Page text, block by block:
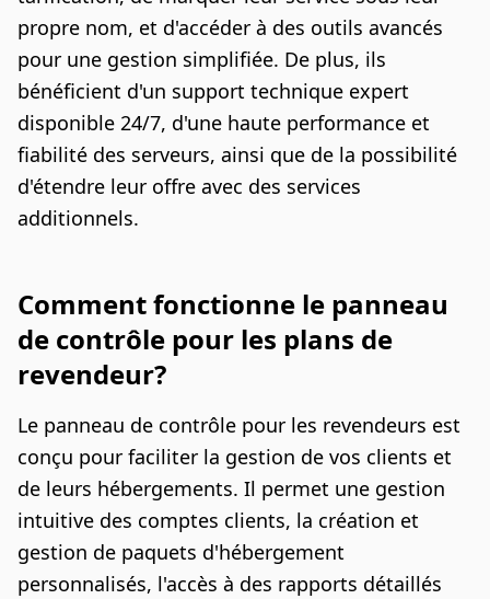
propre nom, et d'accéder à des outils avancés
pour une gestion simplifiée. De plus, ils
bénéficient d'un support technique expert
disponible 24/7, d'une haute performance et
fiabilité des serveurs, ainsi que de la possibilité
d'étendre leur offre avec des services
additionnels.
Comment fonctionne le panneau
de contrôle pour les plans de
revendeur?
Le panneau de contrôle pour les revendeurs est
conçu pour faciliter la gestion de vos clients et
de leurs hébergements. Il permet une gestion
intuitive des comptes clients, la création et
gestion de paquets d'hébergement
personnalisés, l'accès à des rapports détaillés